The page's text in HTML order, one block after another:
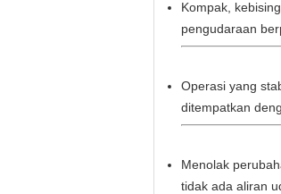
Kompak,
pengudaraan
Operasi yang
ditempatkan
Menolak
tidak ada aliran